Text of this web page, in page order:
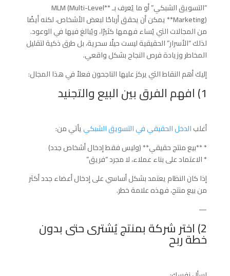
“التسويق الشبكي” أو ما يُعرف بـ **MLM (Multi-Level
Marketing)** يمكن أن يحقق أرباحًا لبعض الأشخاص، لكنه أيضًا
من المجالات التي يُساء فهمها كثيرًا، ويُبالغ فيها في الوعود.
لذلك “الأسرار” الحقيقية ليست حيلًا سحرية، بل طرق ذكية لتقليل
المخاطر وزيادة فرص النجاح بشكل واقعي.
إليك أهم النقاط التي يركز عليها الناجحون فعلاً في هذا المجال:
1) افهم الفرق بين البيع والتجنيد
أغلبالدخل الحقيقي في التسويق الشبكييأتي من:
* **بيع منتج حقيقي** (وليس فقط إدخال أشخاص جدد)
* الاعتماد على بناء عملاء، لا مجرد “فريق”
إذا كان النظام يعتمد بشكل أساسي على إدخال أعضاء جدد أكثر
من بيع منتج، فهذه علامة خطر.
—
2) اختر شركة بمنتج يُشترى حتى بدون
خطة ربح